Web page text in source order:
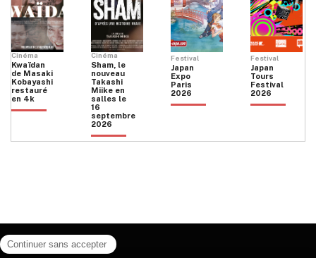
Cinéma
Kwaïdan
de Masaki
Kobayashi
restauré
en 4k
Cinéma
Sham, le
nouveau
Takashi
Miike en
salles le
16
septembre
2026
Festival
Japan
Expo
Paris
2026
Festival
Japan
Tours
Festival
2026